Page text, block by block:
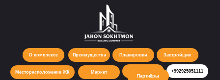
О комплексе Преимущества Планировки
Месторасположение ЖК
Застройщик
Маркет Контакты
+992925051111
Партнёры